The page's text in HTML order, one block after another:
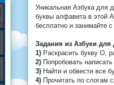
Уникальная Азбука для
буквы алфавита в этой
бесплатно и занимайте
Задания из Азбуки
1) Раскрасить букву О,
2) Попробовать
3) Найти и обвести все
4) Прочитать по слогам